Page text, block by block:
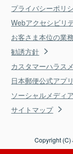
プライバシーポリ
Webアクセシビリ
お客さま本位の業
勧誘方針
カスタマーハラス
日本郵便公式アプ
ソーシャルメディア
サイトマップ
Copyright (C)